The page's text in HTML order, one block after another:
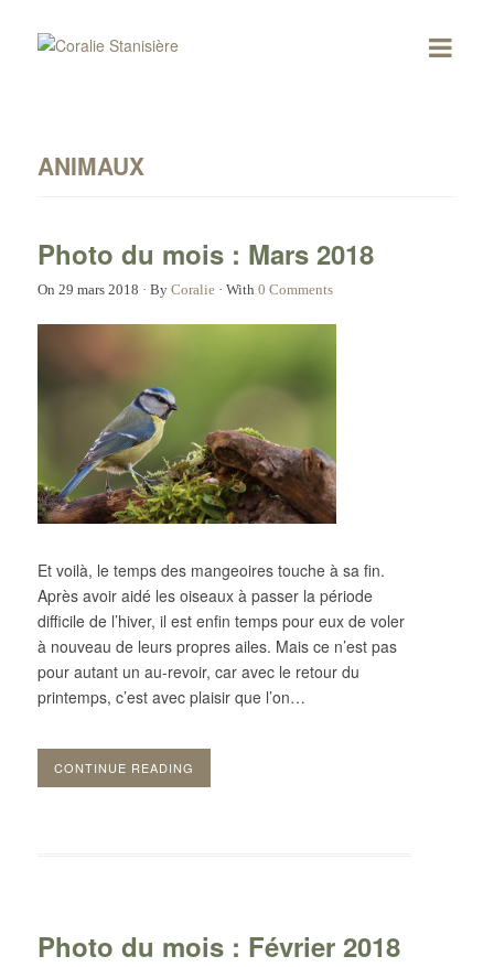
ANIMAUX
Photo du mois : Mars 2018
On 29 mars 2018 · By Coralie· With 0 Comments
Et voilà, le temps des mangeoires touche à sa fin.
Après avoir aidé les oiseaux à passer la période
difficile de l’hiver, il est enfin temps pour eux de voler
à nouveau de leurs propres ailes. Mais ce n’est pas
pour autant un au-revoir, car avec le retour du
printemps, c’est avec plaisir que l’on…
CONTINUE READING
Photo du mois : Février 2018